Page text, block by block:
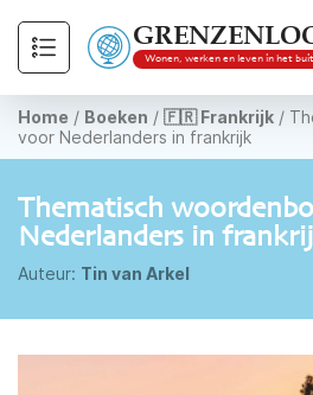
Wonen, werken en leven in het
Home / Boeken / 🇫🇷 Frankrijk /
voor Nederlanders in frankrijk
Thematisch
Nederlanders in
Auteur: Tin van Arkel